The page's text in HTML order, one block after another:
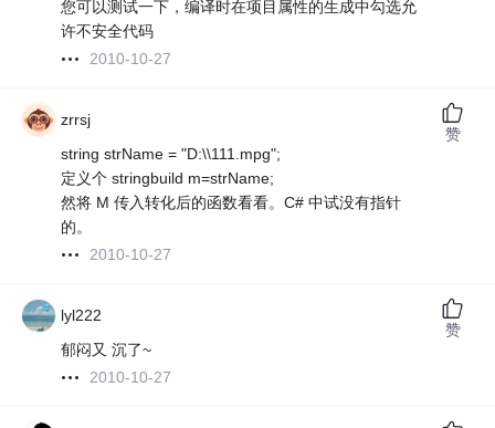
您可以测试一下，编译时在项目属性的生成中勾选允
许不安全代码
2010-10-27
zrrsj
string strName = "D:\\111.mpg";
定义个 stringbuild m=strName;
然将 M 传入转化后的函数看看。C# 中试没有指针
的。
2010-10-27
赞
lyl222
郁闷又 沉了~
2010-10-27
赞